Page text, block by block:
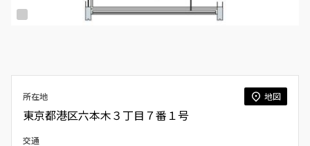
所在地 地図
東京都港区六本木３丁目７番１号
交通